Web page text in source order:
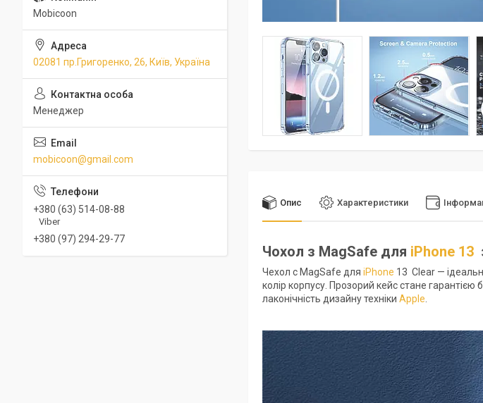
Опис Характеристики
Чохол з MagSafe для iPhone 13
Чехол c MagSafe для iPhone 13 Clear —
колір корпусу. Прозорий кейс стане
лаконічність дизайну техніки Apple
Mobicoon
02081 пр.Григоренко, 26, Київ, Україна
Менеджер
mobicoon@gmail.com
+380 (63) 514-08-88
Viber
+380 (97) 294-29-77